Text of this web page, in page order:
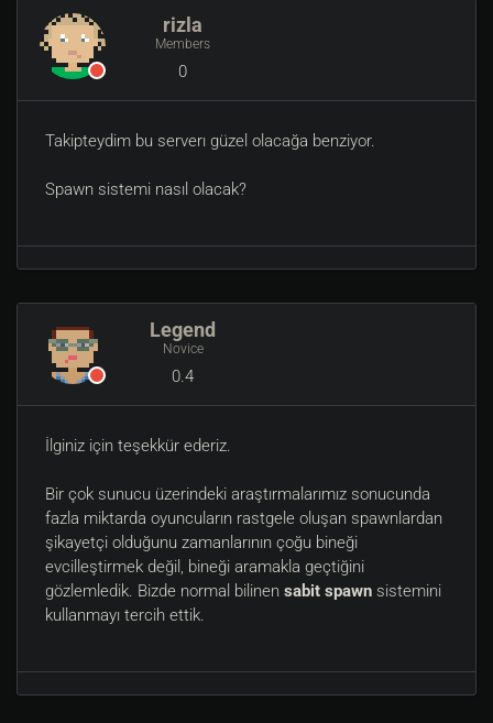
rizla
Members
0
Takipteydim bu serverı güzel olacağa benziyor.
Spawn sistemi nasıl olacak?
Legend
Novice
0.4
İlginiz için teşekkür ederiz.
Bir çok sunucu üzerindeki araştırmalarımız sonucunda
fazla miktarda oyuncuların rastgele oluşan spawnlardan
şikayetçi olduğunu zamanlarının çoğu bineği
evcilleştirmek değil, bineği aramakla geçtiğini
gözlemledik. Bizde normal bilinen sabit spawn sistemini
kullanmayı tercih ettik.